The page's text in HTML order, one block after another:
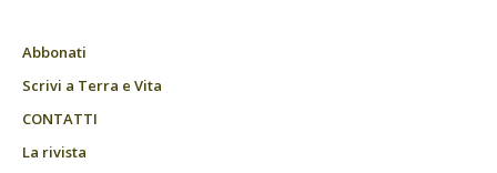
Abbonati
Scrivi a Terra e Vita
CONTATTI
La rivista